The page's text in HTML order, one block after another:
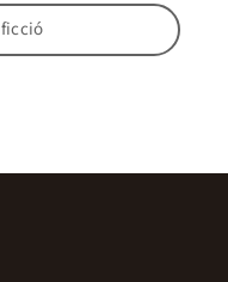
ficció